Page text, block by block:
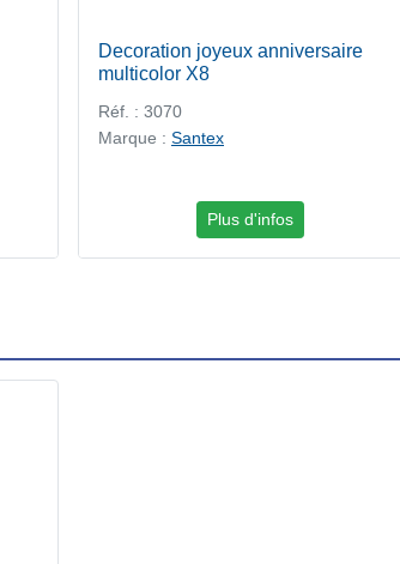
Decoration joyeux anniversaire
multicolor X8
Réf. : 3070
Marque : Santex
Plus d'infos